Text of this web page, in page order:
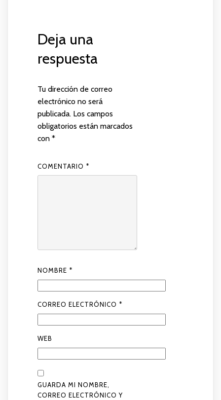
Deja una
respuesta
Tu dirección de correo
electrónico no será
publicada. Los campos
obligatorios están marcados
con *
COMENTARIO *
NOMBRE *
CORREO ELECTRÓNICO *
WEB
GUARDA MI NOMBRE,
CORREO ELECTRÓNICO Y